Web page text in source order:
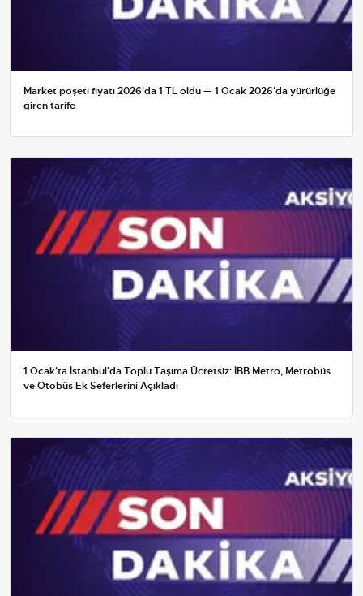
Market poşeti fiyatı 2026'da 1 TL oldu — 1 Ocak 2026'da yürürlüğe
giren tarife
1 Ocak'ta İstanbul'da Toplu Taşıma Ücretsiz: İBB Metro, Metrobüs
ve Otobüs Ek Seferlerini Açıkladı